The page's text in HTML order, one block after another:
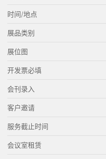
时间/地点
展品类别
展位图
开发票必填
会刊录入
客户邀请
服务截止时间
会议室租赁